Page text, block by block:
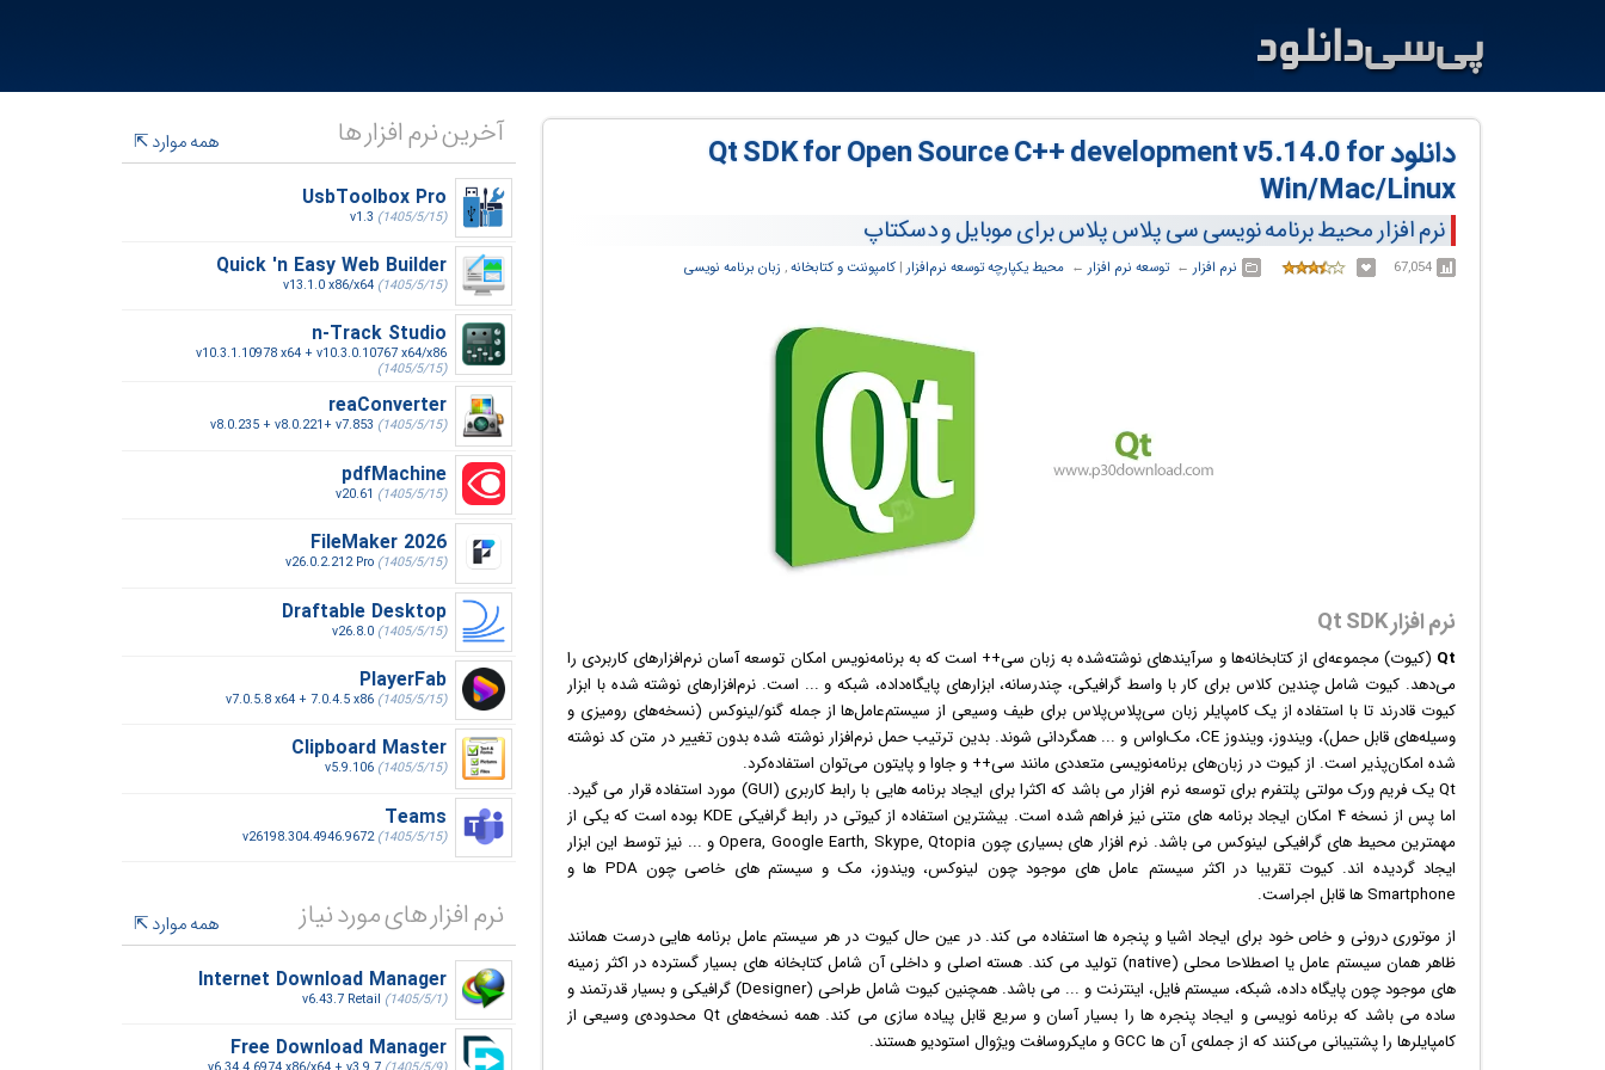
دانلود Qt SDK for Open Source C++ development v5.14.0 for
Win/Mac/Linux
نرم افزار محیط برنامه نویسی سی پلاس پلاس برای موبایل و دسکتاپ
67,054 نرم افزار ← ‏توسعه نرم افزار ← ‏ محیط یکپارچه توسعه نرم‌افزار ‏| کامپوننت و کتابخانه, زبان برنامه نویسی
نرم افزار Qt SDK
Qt (کیوت) مجموعه‌ای از کتابخانه‌ها و سرآیندهای نوشته‌شده به زبان سی++ است که به برنامه‌نویس امکان توسعه آسان نرم‌افزارهای کاربردی را
می‌دهد. کیوت شامل چندین کلاس برای کار با واسط گرافیکی، چندرسانه، ابزارهای پایگاه‌داده، شبکه و ... است. نرم‌افزارهای نوشته شده با ابزار
کیوت قادرند تا با استفاده از یک کامپایلر زبان سی‌پلاس‌پلاس برای طیف وسیعی از سیستم‌عامل‌ها از جمله گنو/لینوکس (نسخه‌های رومیزی و
وسیله‌های قابل حمل)، ویندوز
، ویندوز CE، مک‌اواس و ... همگردانی شوند. بدین ترتیب حمل نرم‌افزار نوشته شده بدون تغییر در متن کد نوشته
شده امکان‌پذیر است. از کیوت در زبان‌های برنامه‌نویسی متعددی مانند سی++ و جاوا و پایتون می‌توان استفاده‌کرد.
Qt یک فریم ورک مولتی پلتفرم برای توسعه
نرم افزار
می باشد که اکثرا برای ایجاد برنامه هایی با رابط کاربری (GUI) مورد استفاده قرار می گیرد.
اما پس از نسخه ۴ امکان ایجاد برنامه های متنی نیز فراهم شده است. بیشترین استفاده از کیوتی در رابط گرافیکی KDE بوده است که یکی از
مهمترین محیط های گرافیکی لینوکس می باشد. نرم افزار های بسیاری چون Opera, Google Earth, Skype, Qtopia و ... نیز توسط این ابزار
ایجاد گردیده اند. کیوت تقریبا در اکثر سیستم عامل های موجود چون لینوکس، ویندوز، مک و سیستم های خاصی چون PDA ها و
Smartphone ها قابل اجراست.
از موتوری درونی و خاص خود برای ایجاد اشیا و پنجره ها استفاده می کند. در عین حال کیوت در هر سیستم عامل برنامه هایی درست همانند
ظاهر همان سیستم عامل یا اصطلاحا محلی (native) تولید می کند. هسته اصلی و داخلی آن شامل کتابخانه های بسیار گسترده در اکثر زمینه
های موجود چون پایگاه داده، شبکه، سیستم فایل، اینترنتو ... می باشد. همچنین کیوت شامل طراحی (Designer) گرافیکی و بسیار قدرتمند و
ساده می باشد که برنامه نویسی و ایجاد پنجره ها را بسیار آسان و سریع قابل پیاده سازی می کند. همه نسخه‌های Qt محدوده‌ی وسیعی از
کامپایلرها را پشتیبانی می‌کنند که از جمله‌ی آن ها GCC و مایکروسافت ویژوال استودیو هستند.
آخرین نرم افزار ها
همه موارد
UsbToolbox Pro
v1.3 (1405/5/15)
Quick 'n Easy Web Builder
v13.1.0 x86/x64 (1405/5/15)
n-Track Studio
v10.3.1.10978 x64 + v10.3.0.10767 x64/x86
(1405/5/15)
reaConverter
v8.0.235 + v8.0.221+ v7.853 (1405/5/15)
pdfMachine
v20.61 (1405/5/15)
FileMaker 2026
v26.0.2.212 Pro (1405/5/15)
Draftable Desktop
v26.8.0 (1405/5/15)
PlayerFab
v7.0.5.8 x64 + 7.0.4.5 x86 (1405/5/15)
Clipboard Master
v5.9.106 (1405/5/15)
Teams
v26198.304.4946.9672(1405/5/15)
نرم افزار های مورد نیاز
همه موارد
Internet Download Manager
v6.43.7 Retail (1405/5/1)
Free Download Manager